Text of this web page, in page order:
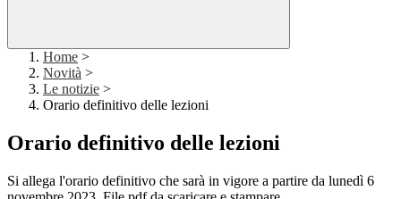
Home >
Novità >
Le notizie >
Orario definitivo delle lezioni
Orario definitivo delle lezioni
Si allega l'orario definitivo che sarà in vigore a partire da lunedì 6